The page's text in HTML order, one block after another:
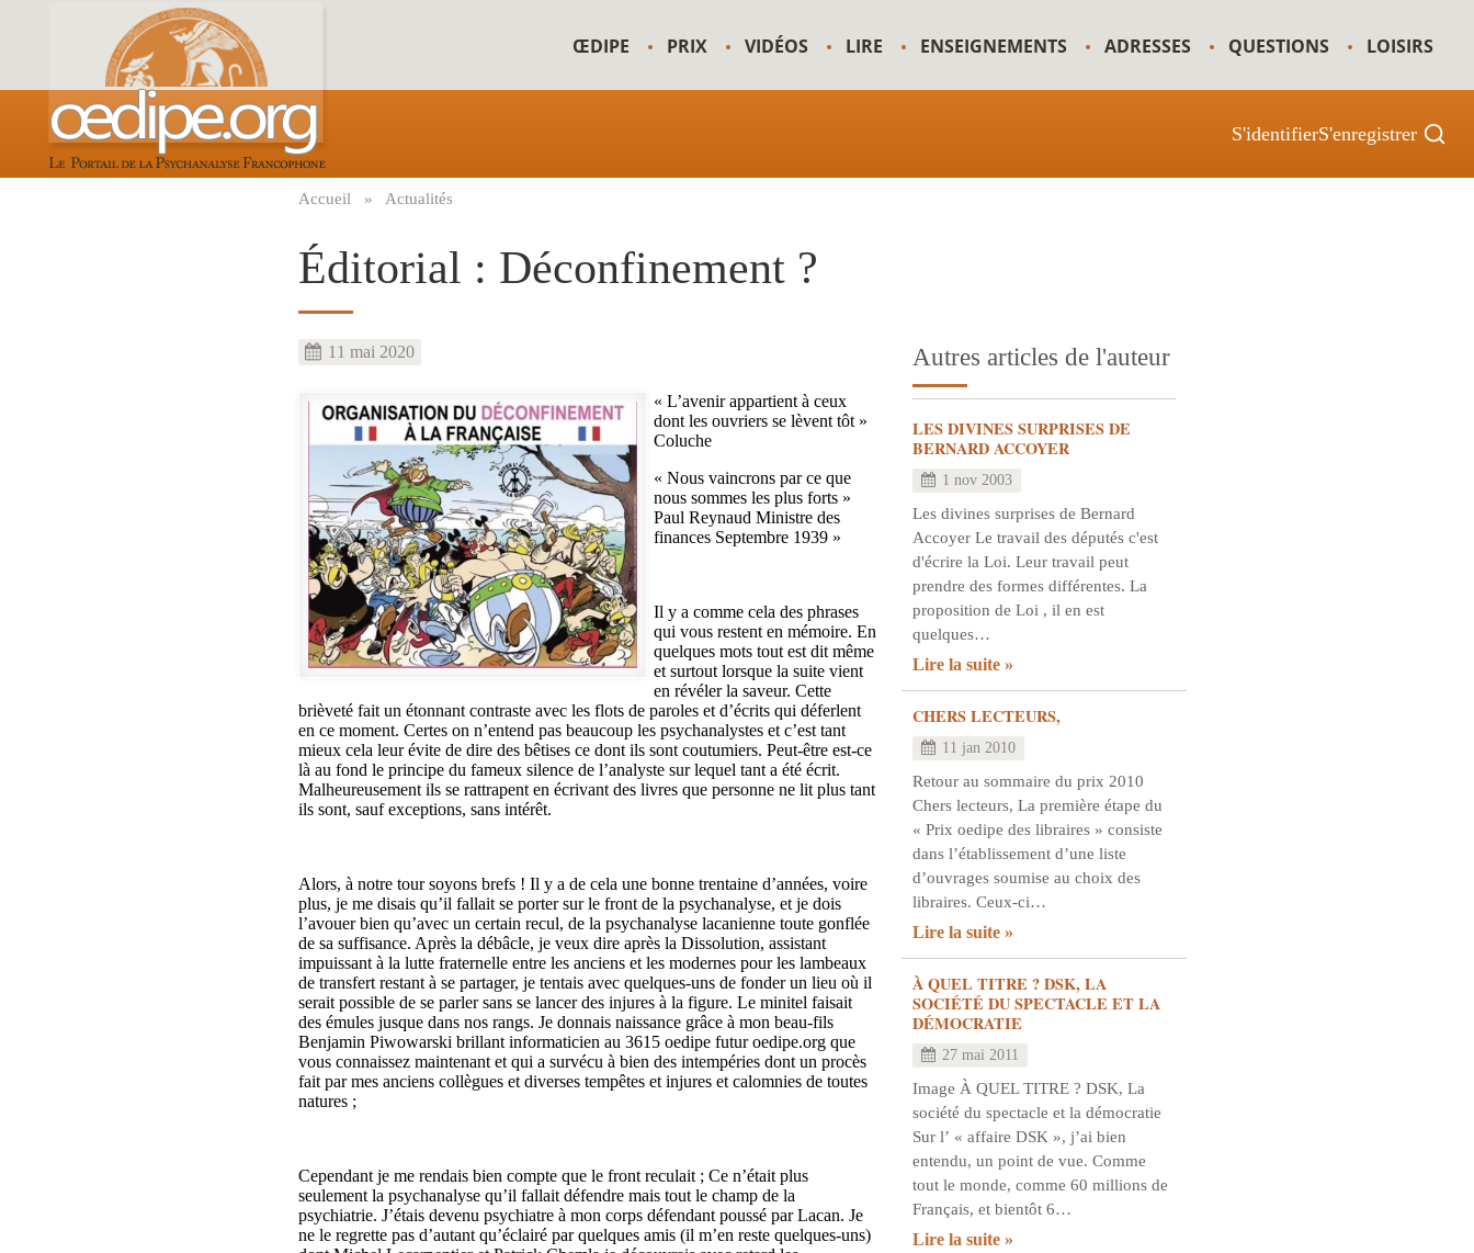
ŒDIPE PRIX VIDÉOS LIRE ENSEIGNEMENTS ADRESSES QUESTIONS LOISIRS
S'identifierS'enregistrer
d'Ariane
Accueil Actualités
Éditorial : Déconfinement ?
11 mai 2020
Image
« L’avenir appartient à ceux
dont les ouvriers se lèvent tôt »
Coluche
« Nous vaincrons par ce que
nous sommes les plus forts »
Paul Reynaud Ministre des
finances Septembre 1939 »
Il y a comme cela des phrases
qui vous restent en mémoire. En
quelques mots tout est dit même
et surtout lorsque la suite vient
en révéler la saveur. Cette
brièveté fait un étonnant contraste avec les flots de paroles et d’écrits qui déferlent
en ce moment. Certes on n’entend pas beaucoup les psychanalystes et c’est tant
mieux cela leur évite de dire des bêtises ce dont ils sont coutumiers. Peut-être est-ce
là au fond le principe du fameux silence de l’analyste sur lequel tant a été écrit.
Malheureusement ils se rattrapent en écrivant des livres que personne ne lit plus tant
ils sont, sauf exceptions, sans intérêt.
Alors, à notre tour soyons brefs ! Il y a de cela une bonne trentaine d’années, voire
plus, je me disais qu’il fallait se porter sur le front de la psychanalyse, et je dois
l’avouer bien qu’avec un certain recul, de la psychanalyse lacanienne toute gonflée
de sa suffisance. Après la débâcle, je veux dire après la Dissolution, assistant
impuissant à la lutte fraternelle entre les anciens et les modernes pour les lambeaux
de transfert restant à se partager, je tentais avec quelques-uns de fonder un lieu où il
serait possible de se parler sans se lancer des injures à la figure. Le minitel faisait
des émules jusque dans nos rangs. Je donnais naissance grâce à mon beau-fils
Benjamin Piwowarski brillant informaticien au 3615 oedipe futur oedipe.org que
vous connaissez maintenant et qui a survécu à bien des intempéries dont un procès
fait par mes anciens collègues et diverses tempêtes et injures et calomnies de toutes
natures ;
Cependant je me rendais bien compte que le front reculait ; Ce n’était plus
seulement la psychanalyse qu’il fallait défendre mais tout le champ de la
psychiatrie. J’étais devenu psychiatre à mon corps défendant poussé par Lacan. Je
ne le regrette pas d’autant qu’éclairé par quelques amis (il m’en reste quelques-uns)
Autres articles de l'auteur
LES DIVINES SURPRISES DE
BERNARD ACCOYER
1 nov 2003
Les divines surprises de Bernard
Accoyer Le travail des députés c'est
d'écrire la Loi. Leur travail peut
prendre des formes différentes. La
proposition de Loi , il en est
quelques…
Lire la suite
CHERS LECTEURS,
11 jan 2010
Retour au sommaire du prix 2010
Chers lecteurs, La première étape du
« Prix oedipe des libraires » consiste
dans l’établissement d’une liste
d’ouvrages soumise au choix des
libraires. Ceux-ci…
Lire la suite
À QUEL TITRE ? DSK, LA
SOCIÉTÉ DU SPECTACLE ET LA
DÉMOCRATIE
27 mai 2011
Image À QUEL TITRE ? DSK, La
société du spectacle et la démocratie
Sur l’ « affaire DSK », j’ai bien
entendu, un point de vue. Comme
tout le monde, comme 60 millions de
Français, et bientôt 6…
Lire la suite